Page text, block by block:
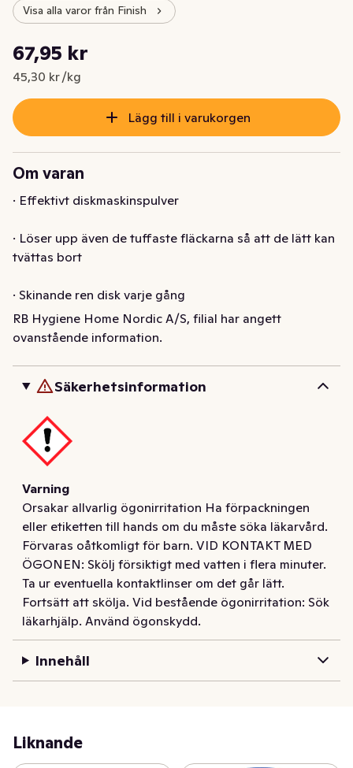
Visa alla varor från Finish
Nuvarande pris är: 67,95 kr
67,95 kr
45,30 kr /kg
Styckpris: 45,30 kr /kg
Lägg till i varukorgen
Om varan
· Effektivt diskmaskinspulver
· Löser upp även de tuffaste fläckarna så att de lätt kan
tvättas bort
· Skinande ren disk varje gång
Få skinande ren disk varje gång med vårt Finish Classic
lasagnerester och frukostskålar till smutsiga krukor -
och försäkrar dig om ett skinande resultat varje gång.
och Finish Spolglans för ett enastående resultat.
Finish Classic Maskindiskpulver
Upplev en klassisk renhet varje gång med Finish Classic
diskmedelspulver som får din disk att skina. Från
fastbränd lasagne till smutsiga pannor, vår Finish
Classic Pulver hjälper dig att få dem rena. För ett
optimalt resultat, använd våra Finish Pulver tillsammans
med Finish Salt och Finish Spolglans.
RB Hygiene Home Nordic A/S, filial har angett
ovanstående information.
Säkerhetsinformation
Varning
Orsakar allvarlig ögonirritation Ha förpackningen
eller etiketten till hands om du måste söka läkarvård.
Förvaras oåtkomligt för barn. VID KONTAKT MED
ÖGONEN: Skölj försiktigt med vatten i flera minuter.
Ta ur eventuella kontaktlinser om det går lätt.
Fortsätt att skölja. Vid bestående ögonirritation: Sök
läkarhjälp. Använd ögonskydd.
Innehåll
Liknande